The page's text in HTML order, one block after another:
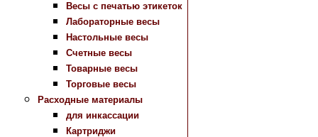
Весы с печатью этикеток
Лабораторные весы
Настольные весы
Счетные весы
Товарные весы
Торговые весы
Расходные материалы
для инкассации
Картриджи